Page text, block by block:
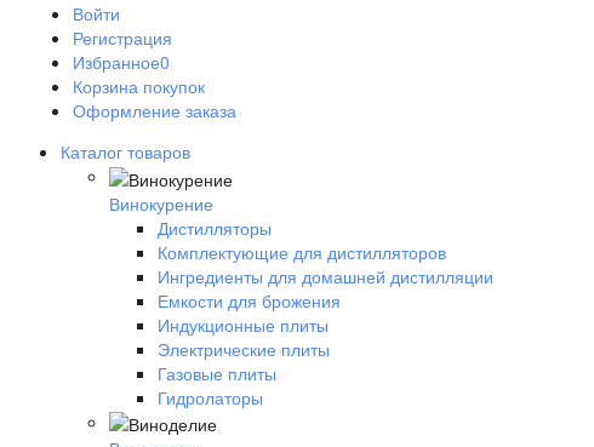
Войти
Регистрация
Избранное0
Корзина покупок
Оформление заказа
Каталог товаров
Винокурение
Дистилляторы
Комплектующие для дистилляторов
Ингредиенты для домашней дистилляции
Емкости для брожения
Индукционные плиты
Электрические плиты
Газовые плиты
Гидролаторы